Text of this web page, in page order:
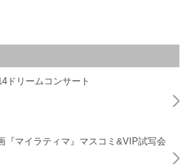
ドリームコンサート
『マイラティマ』マスコミ&VIP試写会